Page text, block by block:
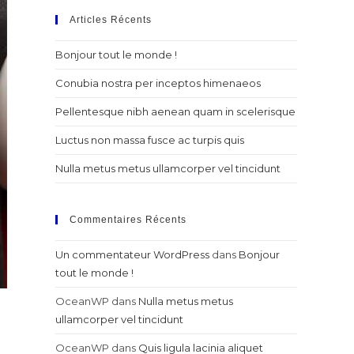
Articles Récents
Bonjour tout le monde !
Conubia nostra per inceptos himenaeos
Pellentesque nibh aenean quam in scelerisque
Luctus non massa fusce ac turpis quis
Nulla metus metus ullamcorper vel tincidunt
Commentaires Récents
Un commentateur WordPress dans Bonjour
tout le monde !
OceanWP dans Nulla metus metus
ullamcorper vel tincidunt
OceanWP dans Quis ligula lacinia aliquet